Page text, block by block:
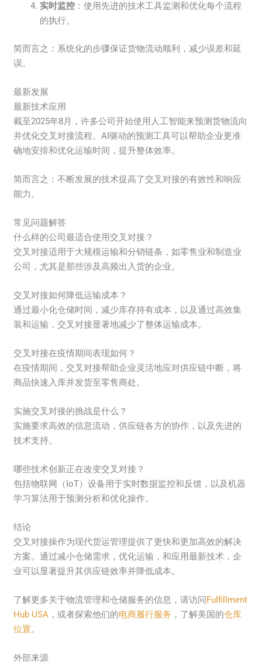
实时监控 ：使用先进的技术工具监测和优化每个流程
的执行。
简而言之：系统化的步骤保证货物流动顺利，减少误差和延
误。
最新发展
最新技术应用
截至2025年8月，许多公司开始使用人工智能来预测货物流向
并优化交叉对接流程。AI驱动的预测工具可以帮助企业更准
确地安排和优化运输时间，提升整体效率。
简而言之：不断发展的技术提高了交叉对接的有效性和响应
能力。
常见问题解答
什么样的公司最适合使用交叉对接？
交叉对接适用于大规模运输和分销链条，如零售业和制造业
公司，尤其是那些涉及高频出入货的企业。
交叉对接如何降低运输成本？
通过最小化仓储时间，减少库存持有成本，以及通过高效集
装和运输，交叉对接显著地减少了整体运输成本。
交叉对接在疫情期间表现如何？
在疫情期间，交叉对接帮助企业灵活地应对供应链中断，将
商品快速入库并发货至零售商处。
实施交叉对接的挑战是什么？
实施要求高效的信息流动，供应链各方的协作，以及先进的
技术支持。
哪些技术创新正在改变交叉对接？
包括物联网（IoT）设备用于实时数据监控和反馈，以及机器
学习算法用于预测分析和优化操作。
结论
交叉对接操作为现代货运管理提供了更快和更加高效的解决
方案。通过减小仓储需求，优化运输，和应用最新技术，企
业可以显著提升其供应链效率并降低成本。
了解更多关于物流管理和仓储服务的信息，请访问Fulfillment
Hub USA ，或者探索他们的电商履行服务 ，了解美国的仓库
位置。
外部来源